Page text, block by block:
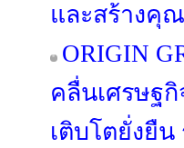
และสร้างคุ
ORIGIN
คลื่นเศรษฐ
เติบโตยั่งยื